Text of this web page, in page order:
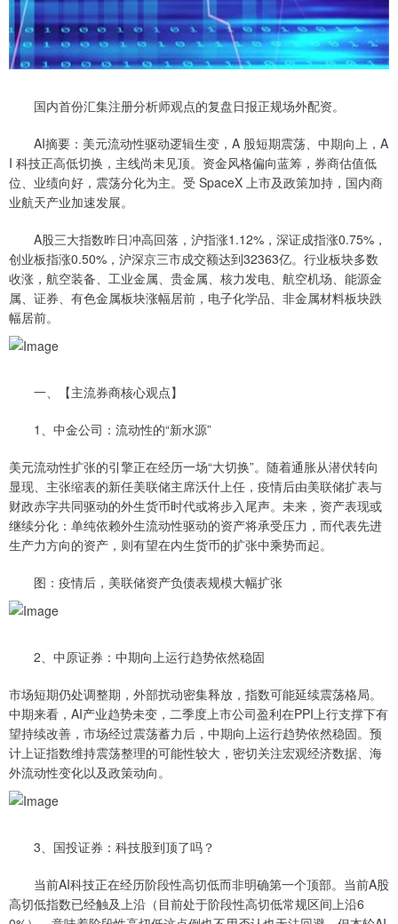
国内首份汇集注册分析师观点的复盘日报正规场外配资。
AI摘要：美元流动性驱动逻辑生变，A 股短期震荡、中期向上，A
I 科技正高低切换，主线尚未见顶。资金风格偏向蓝筹，券商估值低
位、业绩向好，震荡分化为主。受 SpaceX 上市及政策加持，国内商
业航天产业加速发展。
A股三大指数昨日冲高回落，沪指涨1.12%，深证成指涨0.75%，
创业板指涨0.50%，沪深京三市成交额达到32363亿。行业板块多数
收涨，航空装备、工业金属、贵金属、核力发电、航空机场、能源金
属、证券、有色金属板块涨幅居前，电子化学品、非金属材料板块跌
幅居前。
一、【主流券商核心观点】
1、中金公司：流动性的“新水源”
美元流动性扩张的引擎正在经历一场“大切换”。随着通胀从潜伏转向
显现、主张缩表的新任美联储主席沃什上任，疫情后由美联储扩表与
财政赤字共同驱动的外生货币时代或将步入尾声。未来，资产表现或
继续分化：单纯依赖外生流动性驱动的资产将承受压力，而代表先进
生产力方向的资产，则有望在内生货币的扩张中乘势而起。
图：疫情后，美联储资产负债表规模大幅扩张
2、中原证券：中期向上运行趋势依然稳固
市场短期仍处调整期，外部扰动密集释放，指数可能延续震荡格局。
中期来看，AI产业趋势未变，二季度上市公司盈利在PPI上行支撑下有
望持续改善，市场经过震荡蓄力后，中期向上运行趋势依然稳固。预
计上证指数维持震荡整理的可能性较大，密切关注宏观经济数据、海
外流动性变化以及政策动向。
3、国投证券：科技股到顶了吗？
当前AI科技正在经历阶段性高切低而非明确第一个顶部。当前A股
高切低指数已经触及上沿（目前处于阶段性高切低常规区间上沿6